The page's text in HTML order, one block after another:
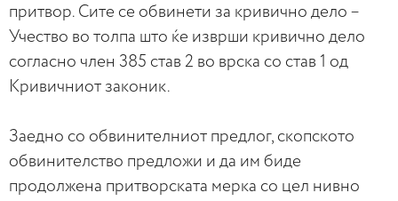
притвор. Сите се обвинети за кривично дело –
Учество во толпа што ќе изврши кривично дело
согласно член 385 став 2 во врска со став 1 од
Кривичниот законик.
Заедно со обвинителниот предлог, скопското
обвинителство предложи и да им биде
продолжена притворската мерка со цел нивно